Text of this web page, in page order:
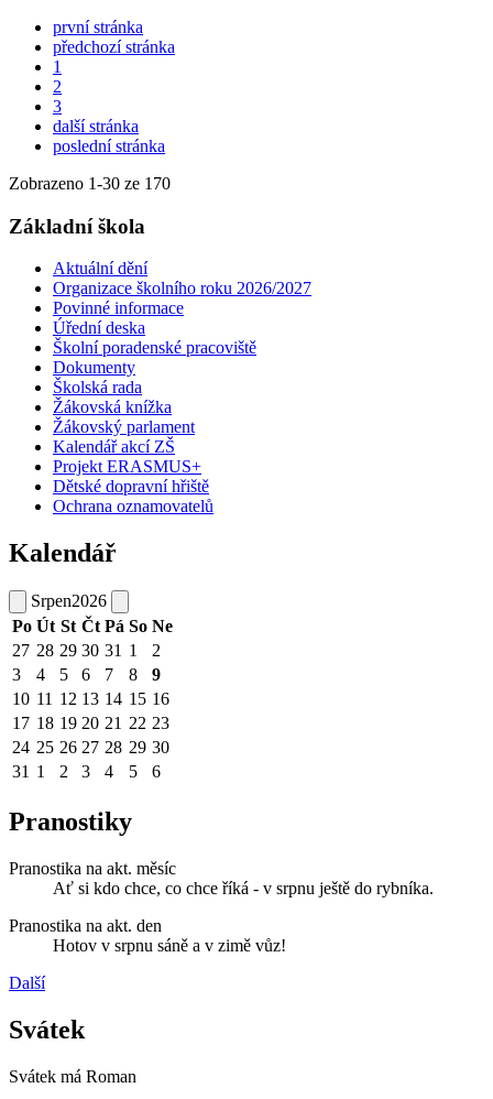
první stránka
předchozí stránka
1
2
3
další stránka
poslední stránka
Zobrazeno 1-30 ze 170
Základní škola
Aktuální dění
Organizace školního roku 2026/2027
Povinné informace
Úřední deska
Školní poradenské pracoviště
Dokumenty
Školská rada
Žákovská knížka
Žákovský parlament
Kalendář akcí ZŠ
Projekt ERASMUS+
Dětské dopravní hřiště
Ochrana oznamovatelů
Kalendář
Srpen2026
Po Út St Čt Pá So Ne
27 28 29 30 31 1
2
3
4 5 6 7 8
9
10 11 12 13 14 15 16
17 18 19 20 21 22 23
24 25 26 27 28 29 30
31 1 2 3 4 5 6
Pranostiky
Pranostika na akt. měsíc
Ať si kdo chce, co chce říká - v srpnu ještě do rybníka.
Pranostika na akt. den
Hotov v srpnu sáně a v zimě vůz!
Další
Svátek
Svátek má Roman